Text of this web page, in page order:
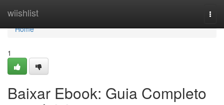
wiishlist
Home
Home
1
Baixar Ebook: Guia Completo